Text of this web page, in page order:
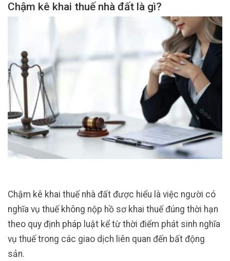
Chậm kê khai thuế nhà đất là gì?
Chậm kê khai thuế nhà đất được hiểu là việc người có
nghĩa vụ thuế không nộp hồ sơ khai thuế đúng thời hạn
theo quy định pháp luật kể từ thời điểm phát sinh nghĩa
vụ thuế trong các giao dịch liên quan đến bất động
sản.